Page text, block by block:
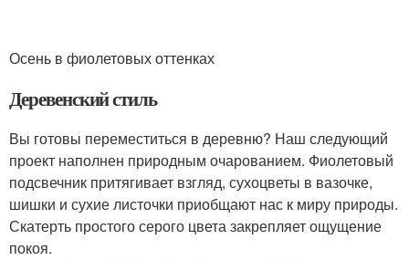
Осень в фиолетовых оттенках
Деревенский стиль
Вы готовы переместиться в деревню? Наш следующий
проект наполнен природным очарованием. Фиолетовый
подсвечник притягивает взгляд, сухоцветы в вазочке,
шишки и сухие листочки приобщают нас к миру природы.
Скатерть простого серого цвета закрепляет ощущение
покоя.